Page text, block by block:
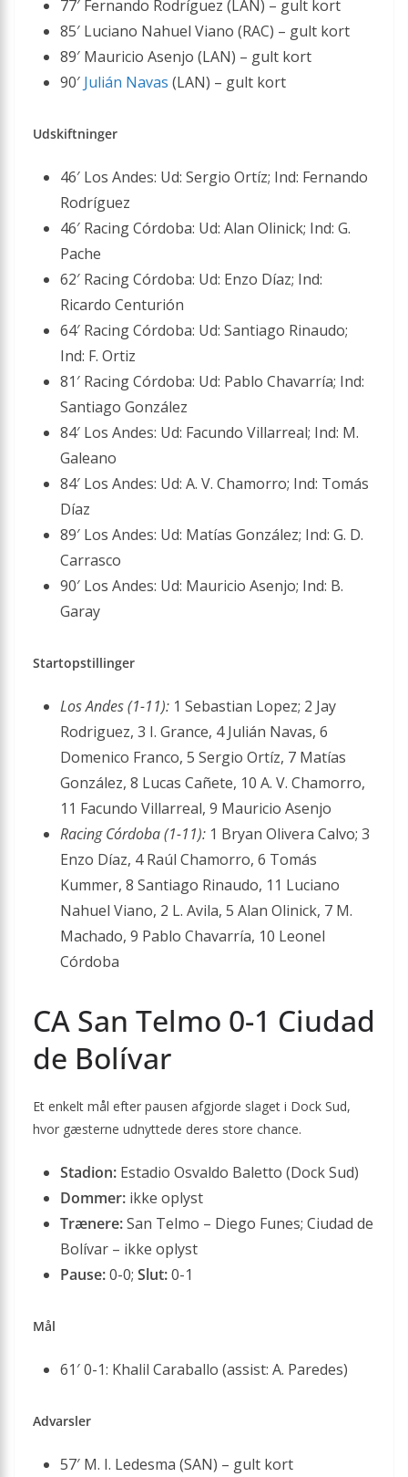
77′ Fernando Rodríguez (LAN) – gult kort
85′ Luciano Nahuel Viano (RAC) – gult kort
89′ Mauricio Asenjo (LAN) – gult kort
90′ Julián Navas (LAN) – gult kort
Udskiftninger
46′ Los Andes: Ud: Sergio Ortíz; Ind: Fernando
Rodríguez
46′ Racing Córdoba: Ud: Alan Olinick; Ind: G.
Pache
62′ Racing Córdoba: Ud: Enzo Díaz; Ind:
Ricardo Centurión
64′ Racing Córdoba: Ud: Santiago Rinaudo;
Ind: F. Ortiz
81′ Racing Córdoba: Ud: Pablo Chavarría; Ind:
Santiago González
84′ Los Andes: Ud: Facundo Villarreal; Ind: M.
Galeano
84′ Los Andes: Ud: A. V. Chamorro; Ind: Tomás
Díaz
89′ Los Andes: Ud: Matías González; Ind: G. D.
Carrasco
90′ Los Andes: Ud: Mauricio Asenjo; Ind: B.
Garay
Startopstillinger
Los Andes (1-11): 1 Sebastian Lopez; 2 Jay
Rodriguez, 3 I. Grance, 4 Julián Navas, 6
Domenico Franco, 5 Sergio Ortíz, 7 Matías
González, 8 Lucas Cañete, 10 A. V. Chamorro,
11 Facundo Villarreal, 9 Mauricio Asenjo
Racing Córdoba (1-11): 1 Bryan Olivera Calvo; 3
Enzo Díaz, 4 Raúl Chamorro, 6 Tomás
Kummer, 8 Santiago Rinaudo, 11 Luciano
Nahuel Viano, 2 L. Avila, 5 Alan Olinick, 7 M.
Machado, 9 Pablo Chavarría, 10 Leonel
Córdoba
CA San Telmo 0-1 Ciudad
de Bolívar
Et enkelt mål efter pausen afgjorde slaget i Dock Sud,
hvor gæsterne udnyttede deres store chance.
Stadion: Estadio Osvaldo Baletto (Dock Sud)
Dommer: ikke oplyst
Trænere:San Telmo – Diego Funes; Ciudad de
Bolívar – ikke oplyst
Pause:0-0; Slut:0-1
Mål
61′ 0-1: Khalil Caraballo (assist: A. Paredes)
Advarsler
57′ M. I. Ledesma (SAN) – gult kort